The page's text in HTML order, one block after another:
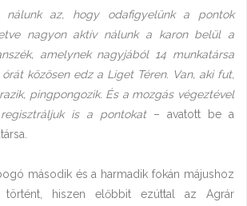
nálunk az, hogy odafigyelünk a pontok
nagyon aktív nálunk a karon belül a
amelynek nagyjából 14 munkatársa
közösen edz a Liget Téren. Van, aki fut,
pingpongozik. És a mozgás végeztével
is a pontokat– avatott be a
második és a harmadik fokán májushoz
történt, hiszen előbbit ezúttal az Agrár